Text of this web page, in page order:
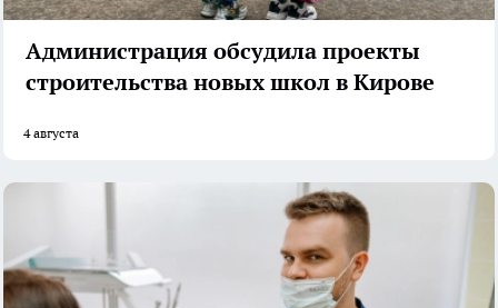
Администрация обсудила проекты
строительства новых школ в Кирове
4 августа